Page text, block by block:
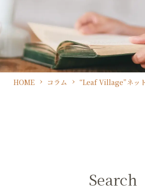
HOME コラム “Leaf Village”ネッ
Search